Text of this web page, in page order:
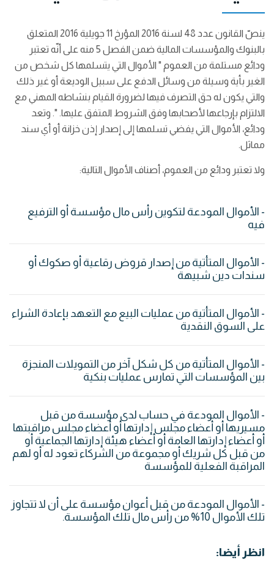
ينصّ القانون عدد 48 لسنة 2016 المؤرخ 11 جويلية 2016 المتعلق
بالبنوك والمؤسسات المالية ضمن الفصل 5 منه على أنّه تعتبر
ودائع مستلمة من العموم " الأموال التي يتسلمها كل شخص من
الغير بأية وسيلة من وسائل الدفع على سبيل الوديعة أو غير ذلك
والتي يكون له حق التصرف فيها لضرورة القيام بنشاطه المهني مع
الالتزام بإرجاعها لأصحابها وفق الشروط المتفق عليها. ". وتعد
ودائع، الأموال التي يفضي تسلمها إلى إصدار إذن خزانة أو أي سند
مماثل.
ولا تعتبر ودائع من العموم، أصناف الأموال التالية:
- الأموال المودعة لتكوين رأس مال مؤسسة أو الترفيع
فيه
- الأموال المتأتية من إصدار قروض رقاعية أو صكوك أو
سندات دين شبيهة
- الأموال المتأتية من عمليات البيع مع التعهد بإعادة الشراء
على السوق النقدية
- الأموال المتأتية من كل شكل آخر من التمويلات المنجزة
بين المؤسسات التي تمارس عمليات بنكية
- الأموال المودعة في حساب لدى مؤسسة من قبل
مسيريها أو أعضاء مجلس إدارتها أو أعضاء مجلس مراقبتها
أو أعضاء إدارتها العامة أو أعضاء هيئة إدارتها الجماعية أو
من قبل كل شريك أو مجموعة من الشركاء تعود له أو لهم
المراقبة الفعلية للمؤسسة
- الأموال المودعة من قبل أعوان مؤسسة على أن لا تتجاوز
تلك الأموال 10% من رأس مال تلك المؤسسة.
انظر أيضا: